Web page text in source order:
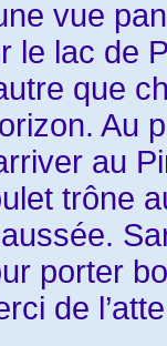
vue
le lac de
que
Au
au
trône
porter
de